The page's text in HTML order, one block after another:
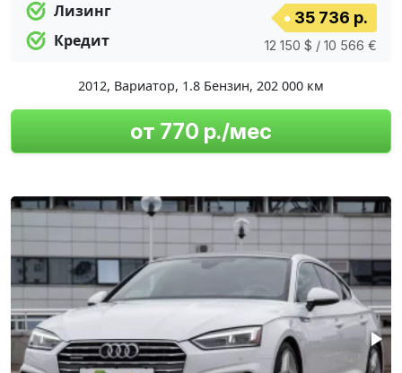
Лизинг
Кредит
35 736 р.
12 150 $ / 10 566 €
2012, Вариатор, 1.8 Бензин, 202 000 км
от 770 р./мес